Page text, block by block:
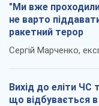
"Ми вже проходили
не варто
ракетний терор
Сергій Марченко,
Вихід до еліти ЧС
що відбувається в